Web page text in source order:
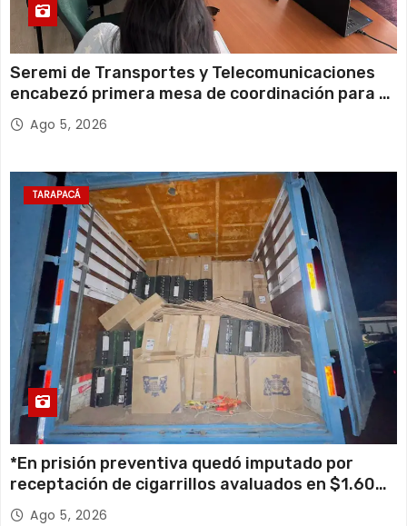
Seremi de Transportes y Telecomunicaciones
encabezó primera mesa de coordinación para el
retiro de cables en desuso en Iquique
Ago 5, 2026
TARAPACÁ
*En prisión preventiva quedó imputado por
receptación de cigarrillos avaluados en $1.600
millones*
Ago 5, 2026